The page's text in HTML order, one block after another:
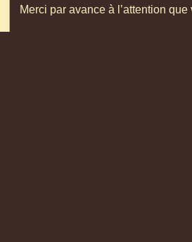
Merci par avance à l’attention